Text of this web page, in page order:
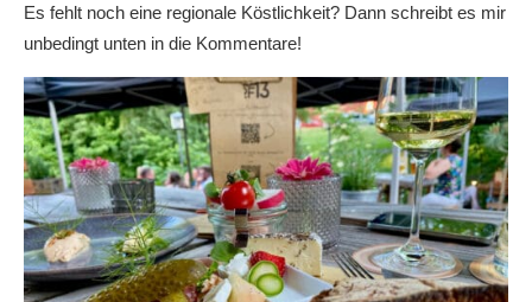
Es fehlt noch eine regionale Köstlichkeit? Dann schreibt es mir
unbedingt unten in die Kommentare!